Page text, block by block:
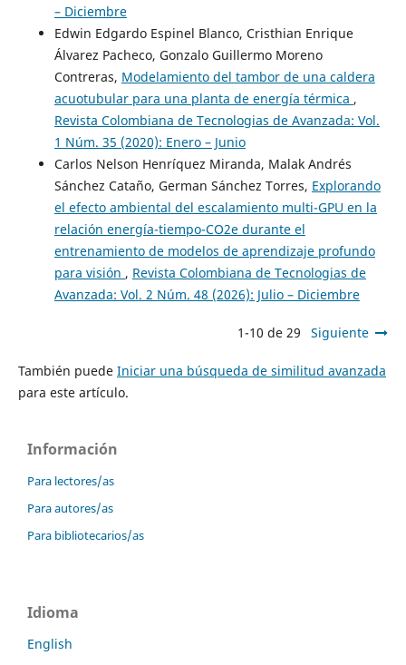
– Diciembre
Edwin Edgardo Espinel Blanco, Cristhian Enrique
Álvarez Pacheco, Gonzalo Guillermo Moreno
Contreras, Modelamiento del tambor de una caldera
acuotubular para una planta de energía térmica ,
Revista Colombiana de Tecnologias de Avanzada: Vol.
1 Núm. 35 (2020): Enero – Junio
Carlos Nelson Henríquez Miranda, Malak Andrés
Sánchez Cataño, German Sánchez Torres, Explorando
el efecto ambiental del escalamiento multi-GPU en la
relación energía-tiempo-CO2e durante el
entrenamiento de modelos de aprendizaje profundo
para visión , Revista Colombiana de Tecnologias de
Avanzada: Vol. 2 Núm. 48 (2026): Julio – Diciembre
1-10 de 29 Siguiente
También puede Iniciar una búsqueda de similitud avanzada
para este artículo.
Información
Para lectores/as
Para autores/as
Para bibliotecarios/as
Idioma
English